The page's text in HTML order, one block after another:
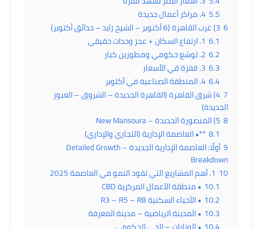
5.5 4. مراكز أعمال جديدة
6 3) غرب القاهرة (6 أكتوبر – الشيخ زايد – حدائق أكتوبر)
6.1 1. ارتفاع السكان + عجز وحدات حقيقي
6.2 2. توسّع حكومي ومطورين كبار
6.3 3. قفزة في الأسعار
6.4 4. المنطقة الصناعية في أكتوبر
7 4) شرق القاهرة (القاهرة الجديدة – الشروق – العبور
الجديدة)
8 5) المنصورة الجديدة – New Mansoura
8.1 **• العاصمة الإدارية (التجاري والإداري)
9
أولًا: العاصمة الإدارية الجديدة – Detailed Growth
Breakdown
10 1. أهم المشاريع التي تقود النمو في العاصمة 2025
10.1 • منطقة الأعمال المركزية CBD
10.2 • الأحياء السكنية R3 – R5 – R8
10.3 • المدينة الرياضية – مدينة المعرفة